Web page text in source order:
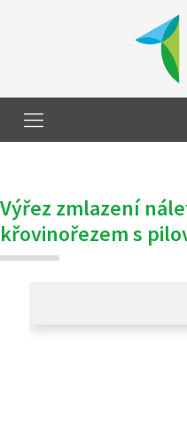
Výřez zmlazení
křovinořezem s